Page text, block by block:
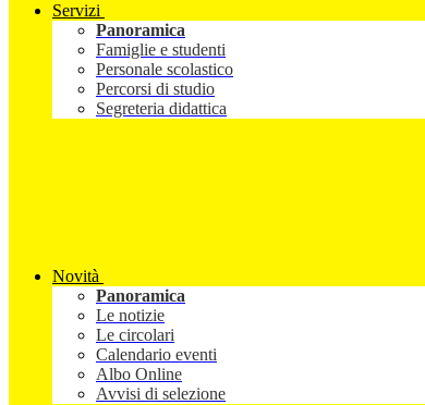
Servizi
Panoramica
Famiglie e studenti
Personale scolastico
Percorsi di studio
Segreteria didattica
Novità
Panoramica
Le notizie
Le circolari
Calendario eventi
Albo Online
Avvisi di selezione